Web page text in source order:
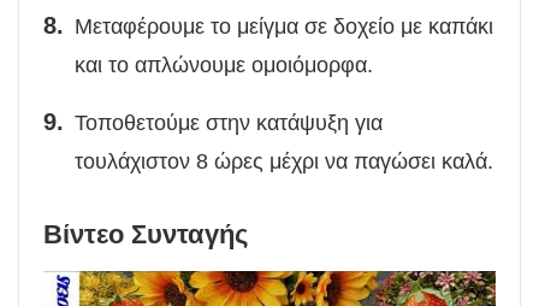
Μεταφέρουμε το μείγμα σε δοχείο με καπάκι
και το απλώνουμε ομοιόμορφα.
Τοποθετούμε στην κατάψυξη για
τουλάχιστον 8 ώρες μέχρι να παγώσει καλά.
Βίντεο Συνταγής